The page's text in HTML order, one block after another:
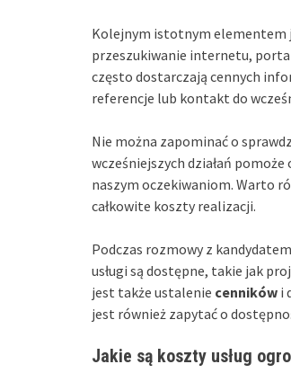
Kolejnym istotnym elementem
przeszukiwanie internetu,
często dostarczają cennych
referencje lub kontakt do
Nie można zapominać o
wcześniejszych działań
naszym oczekiwaniom. Warto
całkowite koszty realizacji.
Podczas rozmowy z
usługi są dostępne, takie jak
jest także ustalenie cenników i
jest również zapytać o
Jakie są koszty usług